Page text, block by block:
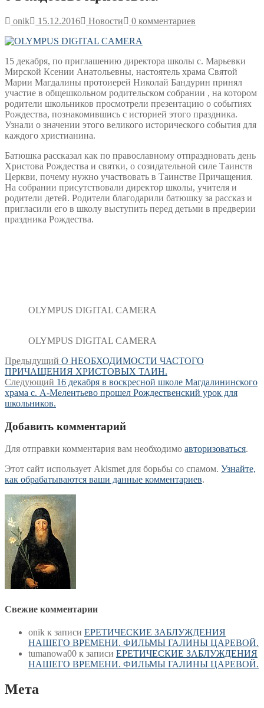
onik 15.12.2016 Новости 0 комментариев
15 декабря, по приглашению директора школы с. Марьевки
Мирской Ксении Анатольевны, настоятель храма Святой
Марии Магдалины протоиерей Николай Бандурин принял
участие в общешкольном родительском собрании , на котором
родители школьников просмотрели презентацию о событиях
Рождества, познакомившись с историей этого праздника.
Узнали о значении этого великого исторического события для
каждого христианина.
Батюшка рассказал как по православному отпраздновать день
Христова Рождества и святки, о созидательной силе Таинств
Церкви, почему нужно участвовать в Таинстве Причащения.
На собрании присутствовали директор школы, учителя и
родители детей. Родители благодарили батюшку за рассказ и
пригласили его в школу выступить перед детьми в предверии
праздника Рождества.
OLYMPUS DIGITAL CAMERA
OLYMPUS DIGITAL CAMERA
Навигация
по
записям
Предыдущий Предыдущая
запись:
О НЕОБХОДИМОСТИ ЧАСТОГО
ПРИЧАЩЕНИЯ ХРИСТОВЫХ ТАИН.
Следующий Следующая
запись:
16 декабря в воскресной школе Магдалининского
храма с. А-Мелентьево прошел Рождественский урок для
школьников.
Добавить комментарий
Для отправки комментария вам необходимо авторизоваться.
Этот сайт использует Akismet для борьбы со спамом. Узнайте,
как обрабатываются ваши данные комментариев.
Свежие комментарии
onik к записи ЕРЕТИЧЕСКИЕ ЗАБЛУЖДЕНИЯ
НАШЕГО ВРЕМЕНИ. ФИЛЬМЫ ГАЛИНЫ ЦАРЕВОЙ.
tumanowa00 к записи ЕРЕТИЧЕСКИЕ ЗАБЛУЖДЕНИЯ
НАШЕГО ВРЕМЕНИ. ФИЛЬМЫ ГАЛИНЫ ЦАРЕВОЙ.
Мета